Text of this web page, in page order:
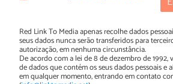
Red Link To Media apenas recolhe dados
seus dados nunca serão transferidos para
autorização, em nenhuma circunstância.
De acordo com a lei de 8 de dezembro de 1992,
de dados que contém os seus dados pessoais e
em qualquer momento, entrando em contato